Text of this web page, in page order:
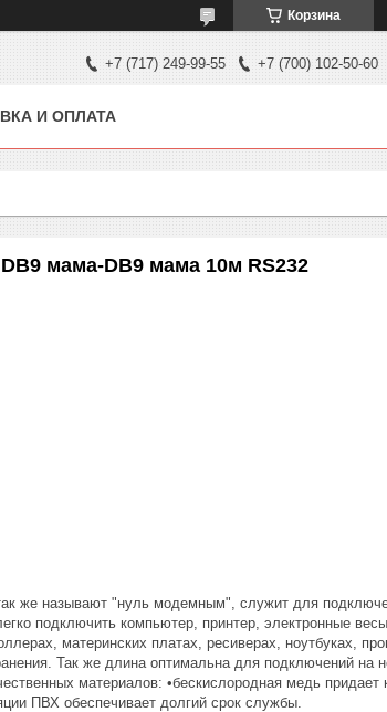
Корзина
+7 (717) 249-99-55 +7 (700) 102-50-60
И ОПЛАТА
мама-DB9 мама 10м RS232
же называют "нуль модемным", служит для
подключить компьютер, принтер, электронные
материнских платах, ресиверах, ноутбуках,
Так же длина оптимальна для подключений на
материалов: •бескислородная медь придает
ПВХ обеспечивает долгий срок службы.